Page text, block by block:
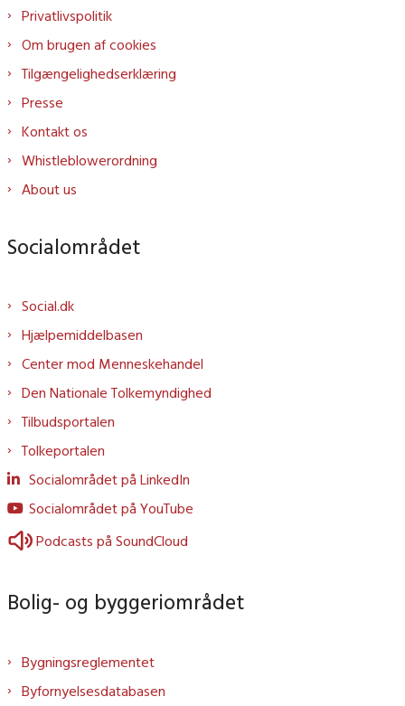
Privatlivspolitik
Om brugen af cookies
Tilgængelighedserklæring
Presse
Kontakt os
Whistleblowerordning
About us
Socialområdet
Social.dk
Hjælpemiddelbasen
Center mod Menneskehandel
Den Nationale Tolkemyndighed
Tilbudsportalen
Tolkeportalen
Socialområdet på LinkedIn
Socialområdet på YouTube
Podcasts på SoundCloud
Bolig- og byggeriområdet
Bygningsreglementet
Byfornyelsesdatabasen